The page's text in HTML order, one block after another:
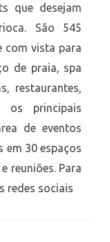
que desejam
São 545
com vista para
de praia, spa
restaurantes,
os principais
de eventos
em 30 espaços
reuniões. Para
redes sociais